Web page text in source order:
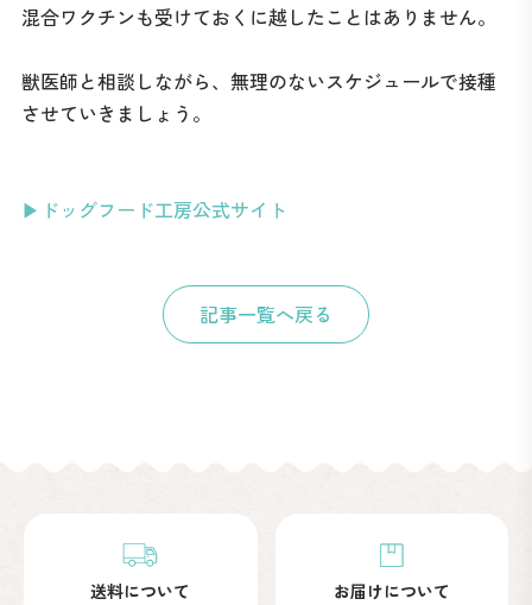
混合ワクチンも受けておくに越したことはありません。
獣医師と相談しながら、無理のないスケジュールで接種
させていきましょう。
▶ドッグフード工房公式サイト
記事一覧へ戻る
送料について
お届けについて